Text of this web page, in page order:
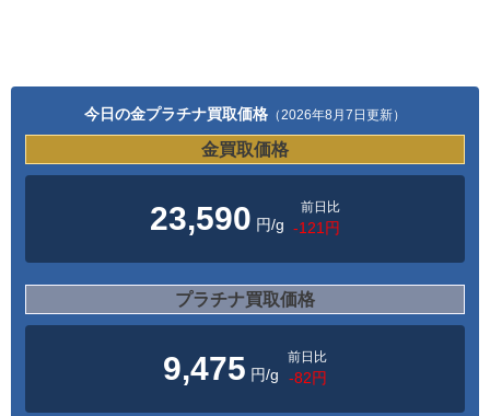
今日の金プラチナ買取価格 （2026年8月7日更新）
金買取価格
23,590 円/g
前日比
-121円
プラチナ買取価格
9,475 円/g
前日比
-82円